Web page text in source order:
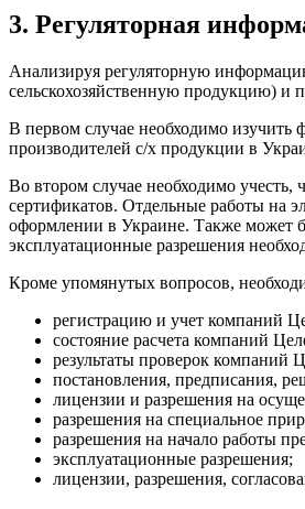
3. Регуляторная
Анализируя регуляторную
сельскохозяйственную продукцию) и
В первом случае необходимо изучить
производителей с/х продукции в
Во втором случае необходимо
сертификатов. Отдельные работы на
оформлении в Украине. Также может
эксплуатационные разрешения
Кроме упомянутых вопросов,
регистрацию и учет компаний
состояние расчета компаний
результаты проверок
постановления, предписания,
лицензии и разрешения на
разрешения на специальное
разрешения на начало работы
эксплуатационные разрешения;
лицензии, разрешения,